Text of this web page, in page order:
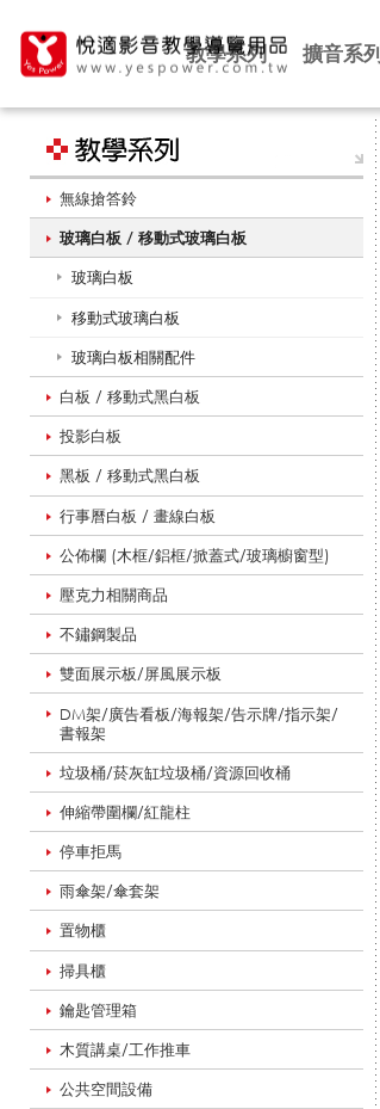
教學系列 擴音系列
無線搶答鈴
玻璃白板 / 移動式玻璃白板
玻璃白板
移動式玻璃白板
玻璃白板相關配件
白板 / 移動式黑白板
投影白板
黑板 / 移動式黑白板
行事曆白板 / 畫線白板
公佈欄 (木框/鋁框/掀蓋式/玻璃櫥窗型)
壓克力相關商品
不鏽鋼製品
雙面展示板/屏風展示板
DM架/廣告看板/海報架/告示牌/指示架/
書報架
垃圾桶/菸灰缸垃圾桶/資源回收桶
伸縮帶圍欄/紅龍柱
停車拒馬
雨傘架/傘套架
置物櫃
掃具櫃
鑰匙管理箱
木質講桌/工作推車
公共空間設備